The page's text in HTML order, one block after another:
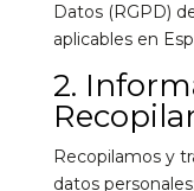
Datos (RGPD)
aplicables en
2.
Recopilamos y
datos personales: